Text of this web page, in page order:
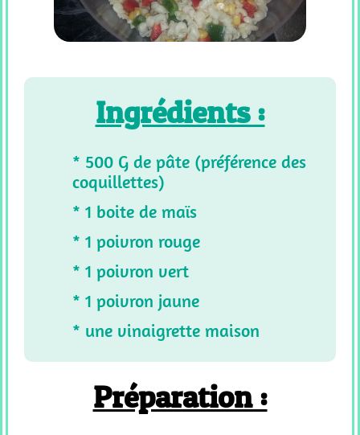
SUCREES
SALEES
Ingrédients :
* 500 G de pâte (préférence des
coquillettes)
* 1 boite de maïs
* 1 poivron rouge
* 1 poivron vert
* 1 poivron jaune
* une vinaigrette maison
Préparation :